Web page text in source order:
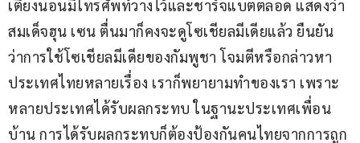
เตียงนอนมีโทรศัพท์วางไว้และชาร์จแบตตลอด แสดงว่า
สมเด็จฮุน เซน ตื่นมาก็คงจะดูโซเชียลมีเดียแล้ว ยืนยัน
ว่าการใช้โซเชียลมีเดียของกัมพูชา โจมตีหรือกล่าวหา
ประเทศไทยหลายเรื่อง เราก็พยายามทำของเรา เพราะ
หลายประเทศได้รับผลกระทบ ในฐานะประเทศเพื่อน
บ้าน การได้รับผลกระทบก็ต้องป้องกันคนไทยจากการถูก